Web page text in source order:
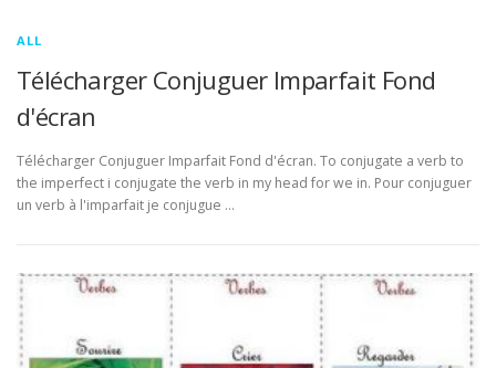
ALL
Télécharger Conjuguer Imparfait Fond
d'écran
Télécharger Conjuguer Imparfait Fond d'écran. To conjugate a verb to
the imperfect i conjugate the verb in my head for we in. Pour conjuguer
un verb à l'imparfait je conjugue …